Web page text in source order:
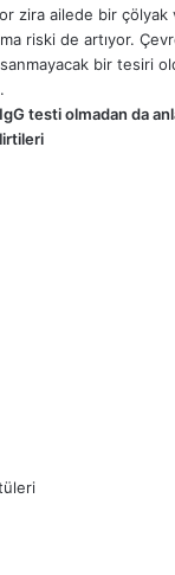
zira ailede bir çölyak
riski de artıyor.
bir tesiri
testi olmadan da